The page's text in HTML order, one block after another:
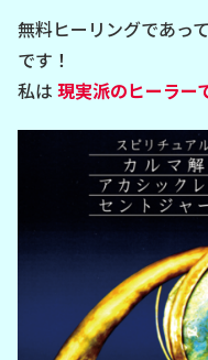
無料ヒーリングであっ
です！
私は 現実派のヒーラー